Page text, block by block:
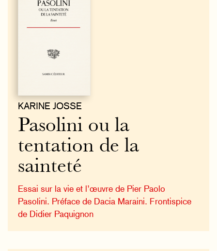
KARINE JOSSE
Pasolini ou la
tentation de la
sainteté
Essai sur la vie et l’œuvre de Pier Paolo
Pasolini. Préface de Dacia Maraini. Frontispice
de Didier Paquignon